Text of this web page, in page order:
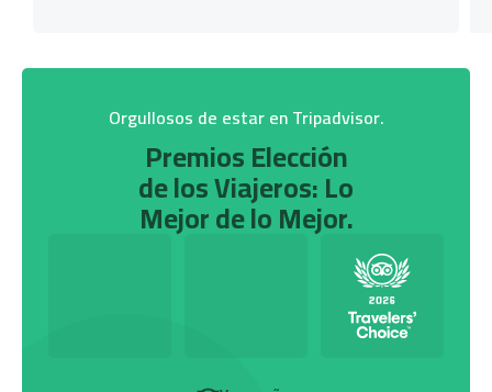
Orgullosos de estar en Tripadvisor.
Premios Elección
de los Viajeros: Lo
Mejor de lo Mejor.